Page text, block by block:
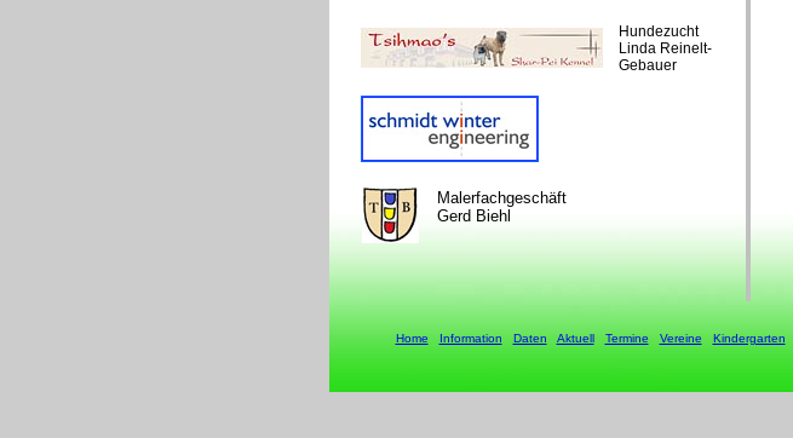
Malerfachgeschäft
Gerd Biehl
Hundezucht
Linda Reinelt-
Gebauer
Home Information Daten Aktuell Termine Vereine Kindergarten